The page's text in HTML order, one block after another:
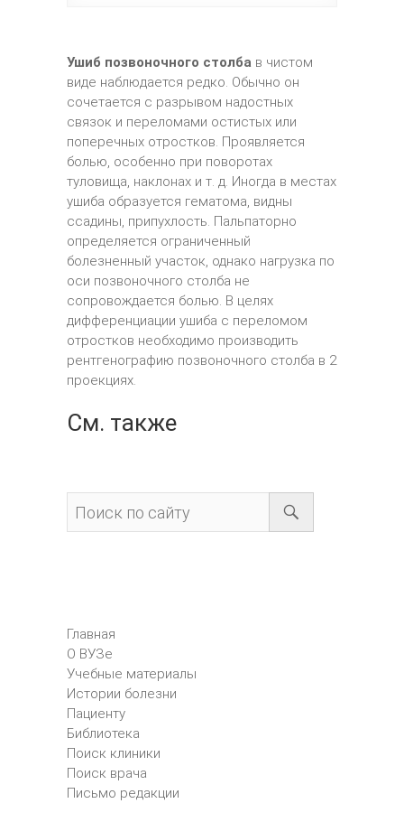
Ушиб позвоночного столба в чистом
виде наблюдается редко. Обычно он
сочетается с разрывом надостных
связок и переломами остистых или
поперечных отростков. Проявляется
болью, особенно при поворотах
туловища, наклонах и т. д. Иногда в местах
ушиба образуется гематома, видны
ссадины, припухлость. Пальпаторно
определяется ограниченный
болезненный участок, однако нагрузка по
оси позвоночного столба не
сопровождается болью. В целях
дифференциации ушиба с переломом
отростков необходимо производить
рентгенографию позвоночного столба в 2
проекциях.
См. также
Главная
О ВУЗе
Учебные материалы
Истории болезни
Пациенту
Библиотека
Поиск клиники
Поиск врача
Письмо редакции